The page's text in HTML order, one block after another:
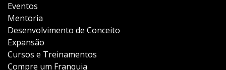
Eventos
Mentoria
Desenvolvimento de Conceito
Expansão
Cursos e Treinamentos
Compre um Franquia